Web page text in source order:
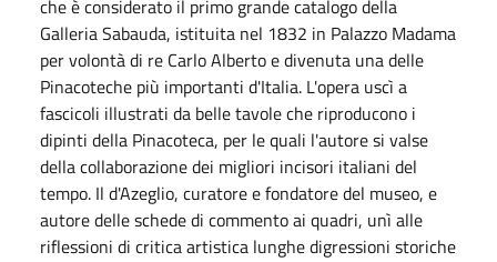
che è considerato il primo grande catalogo della
Galleria Sabauda, istituita nel 1832 in Palazzo Madama
per volontà di re Carlo Alberto e divenuta una delle
Pinacoteche più importanti d'Italia. L'opera uscì a
fascicoli illustrati da belle tavole che riproducono i
dipinti della Pinacoteca, per le quali l'autore si valse
della collaborazione dei migliori incisori italiani del
tempo. Il d'Azeglio, curatore e fondatore del museo, e
autore delle schede di commento ai quadri, unì alle
riflessioni di critica artistica lunghe digressioni storiche